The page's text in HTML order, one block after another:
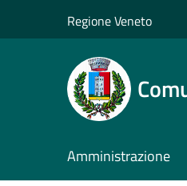
Regione Veneto
Amministrazione